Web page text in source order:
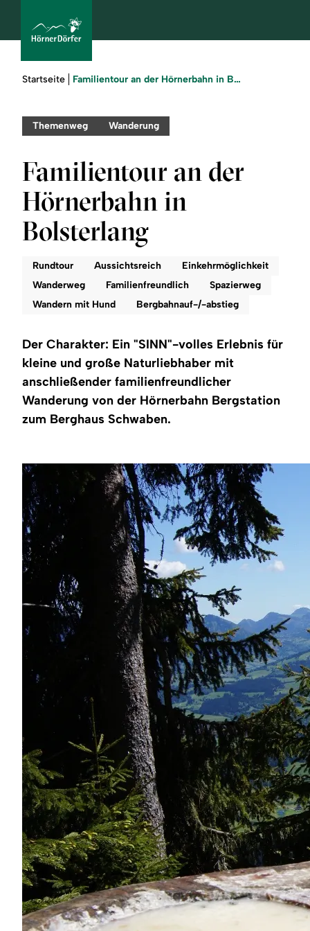
Urlaub
buchen
Sommer
Winter
Service
Sie
Startseite Familientour an der Hörnerbahn in Bolsterlang
Themenweg Wanderung
Familientour an der
Hörnerbahn in
Bolsterlang
Rundtour Aussichtsreich
Einkehrmöglichkeit
Wanderweg
Familienfreundlich
Spazierweg
Wandern mit Hund
Bergbahnauf-/-abstieg
Der Charakter: Ein "SINN"-volles Erlebnis für
kleine und große Naturliebhaber mit
anschließender familienfreundlicher
Wanderung von der Hörnerbahn Bergstation
zum Berghaus Schwaben.